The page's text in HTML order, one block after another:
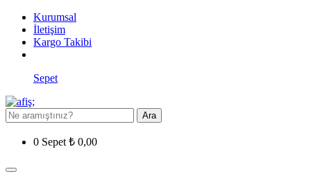
Kurumsal
İletişim
Kargo Takibi
Sepet
Ara
0 Sepet ₺ 0,00